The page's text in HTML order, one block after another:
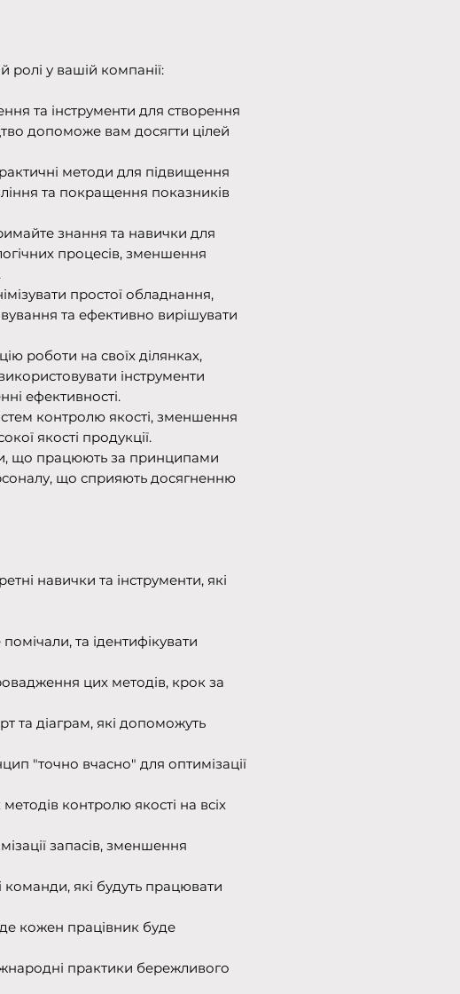
у вашій компанії:
та інструменти для створення
допоможе вам досягти цілей
методи для підвищення
та покращення показників
знання та навички для
процесів, зменшення
простої обладнання,
та ефективно вирішувати
роботи на своїх ділянках,
інструменти
ефективності.
контролю якості, зменшення
якості продукції.
що працюють за принципами
що сприяють досягненню
навички та інструменти, які
та ідентифікувати
цих методів, крок за
та діаграм, які допоможуть
"точно вчасно" для оптимізації
контролю якості на всіх
запасів, зменшення
команди, які будуть працювати
кожен працівник буде
практики бережливого